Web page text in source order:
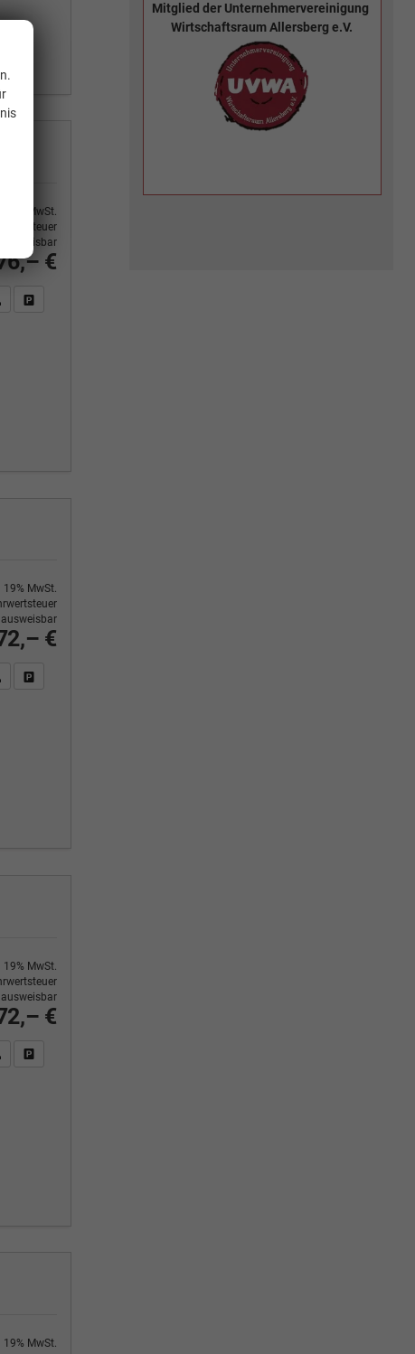
€
19% MwSt.
ausweisbar
Sie an
PDF-Fahrzeugexposé drucken
€
19% MwSt.
ausweisbar
Sie an
PDF-Fahrzeugexposé drucken
€
19% MwSt.
ausweisbar
Sie an
PDF-Fahrzeugexposé drucken
19% MwSt.
Mitglied der Unternehmervereinigung
Wirtschaftsraum Allersberg e.V.